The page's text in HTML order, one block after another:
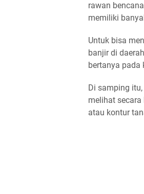
rawan
memiliki
Untuk bisa
banjir di
bertanya pada
Di samping
melihat
atau kontur